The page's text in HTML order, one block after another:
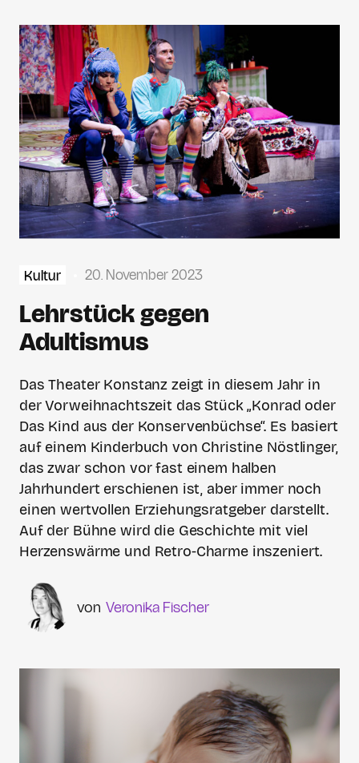
Kultur 20. November 2023
Lehrstück gegen
Adultismus
Das Theater Konstanz zeigt in diesem Jahr in
der Vorweihnachtszeit das Stück „Konrad oder
Das Kind aus der Konservenbüchse“. Es basiert
auf einem Kinderbuch von Christine Nöstlinger,
das zwar schon vor fast einem halben
Jahrhundert erschienen ist, aber immer noch
einen wertvollen Erziehungsratgeber darstellt.
Auf der Bühne wird die Geschichte mit viel
Herzenswärme und Retro-Charme inszeniert.
Veronika Fischer